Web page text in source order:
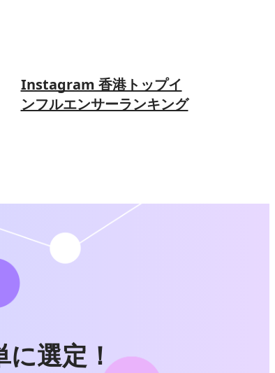
Instagram 香港トップイ
ンフルエンサーランキング
に選定！